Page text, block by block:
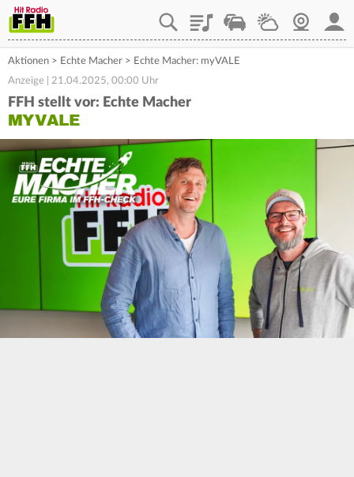
PlaylistStaupilotWetterWebcam
Aktionen > Echte Macher > Echte Macher: myVALE
Anzeige | 21.04.2025, 00:00 Uhr
FFH stellt vor: Echte Macher
MYVALE